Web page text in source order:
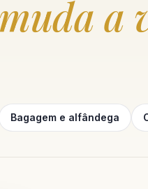
muda a
Bagagem e alfândega